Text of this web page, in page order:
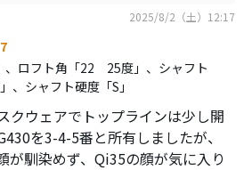
2025/8/2（土）12:17
7
、ロフト角「22 25度」、シャフト
、シャフト硬度「S」
クウェアでトップラインは少し開
を3-4-5番と所有しましたが、
が馴染めず、Qi35の顔が気に入り